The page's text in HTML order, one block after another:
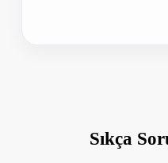
Sıkça